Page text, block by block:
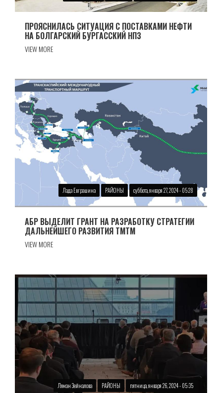
ПРОЯСНИЛАСЬ СИТУАЦИЯ С ПОСТАВКАМИ НЕФТИ
НА БОЛГАРСКИЙ БУРГАССКИЙ НПЗ
VIEW MORE
Лада Евграшина РАЙОНЫ суббота, января 27, 2024 - 05:28
АБР ВЫДЕЛИТ ГРАНТ НА РАЗРАБОТКУ СТРАТЕГИИ
ДАЛЬНЕЙШЕГО РАЗВИТИЯ ТМТМ
VIEW MORE
Ляман Зейналова РАЙОНЫ пятница, января 26, 2024 - 05:35